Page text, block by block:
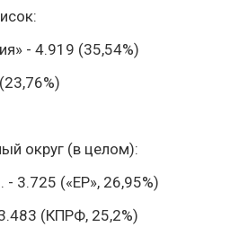
- 4.919 (35,54%)
округ (в целом):
3.725 («ЕР», 26,95%)
(КПРФ, 25,2%)